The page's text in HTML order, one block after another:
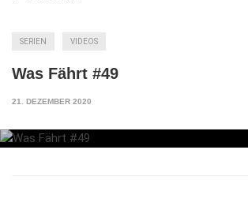
SERIEN VIDEOS
Was Fährt #49
21. DEZEMBER 2020